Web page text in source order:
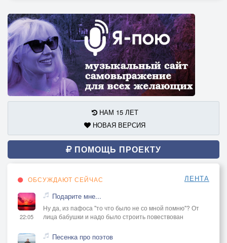
НАМ 15 ЛЕТ
НОВАЯ ВЕРСИЯ
ПОМОЩЬ ПРОЕКТУ
ОБСУЖДАЮТ СЕЙЧАС ЛЕНТА
22:05
Подарите мне...
Ну да, из пафоса "то что было не со мной помню"? От
лица бабушки и надо было строить повествован
Песенка про поэтов